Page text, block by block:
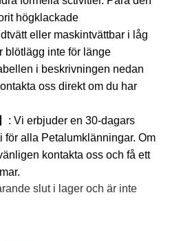
högklackade
eller maskintvättbar i låg
blötlägg inte för länge
i beskrivningen nedan
oss direkt om du har
: Vi erbjuder en 30-dagars
för alla Petalumklänningar. Om
kontakta oss och få ett
slut i lager och är inte